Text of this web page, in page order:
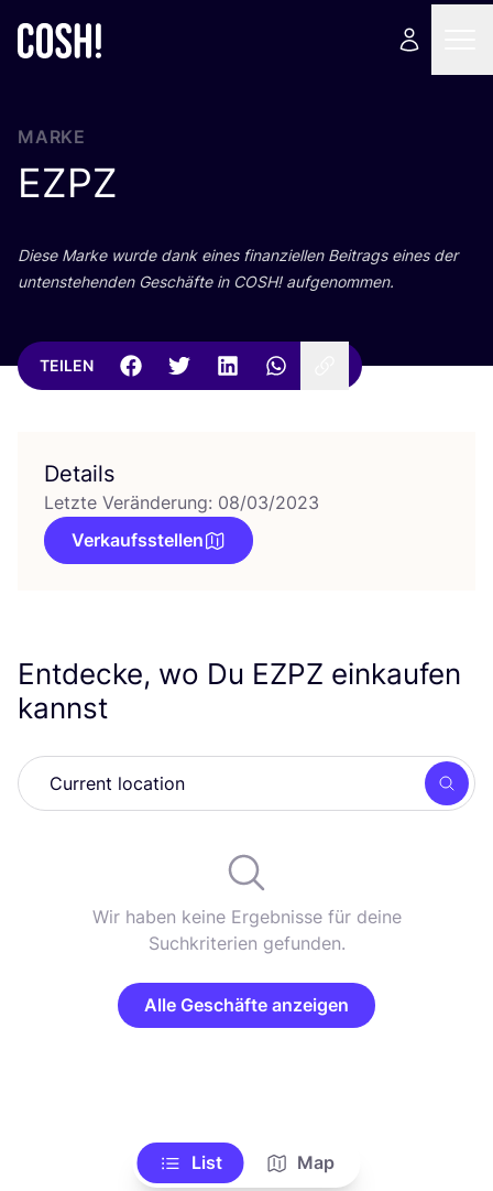
MARKE
EZPZ
Die­se Mar­ke wur­de dank eines finan­zi­el­len Bei­trags eines der
unten­ste­hen­den Geschäf­te in COSH! aufgenommen.
TEILEN
Details
Letzte Veränderung: 08/03/2023
Verkaufsstellen
Entdecke, wo Du EZPZ einkaufen
kannst
Wir haben keine Ergebnisse für deine
Suchkriterien gefunden.
Alle Geschäfte anzeigen
List Map